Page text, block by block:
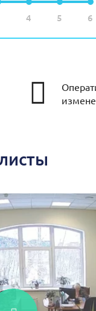
4 5 6